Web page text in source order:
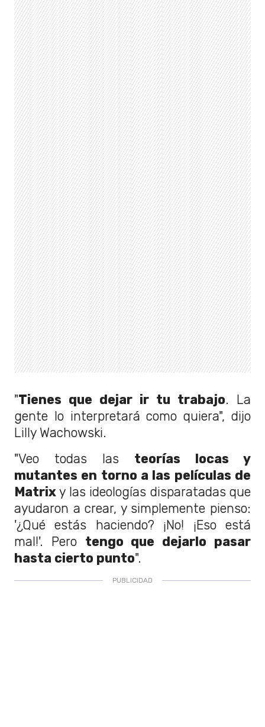
"Tienes que dejar ir tu trabajo. La
gente lo interpretará como quiera", dijo
Lilly Wachowski.
"Veo todas las teorías locas y
mutantes en torno a las películas de
Matrix y las ideologías disparatadas que
ayudaron a crear, y simplemente pienso:
'¿Qué estás haciendo? ¡No! ¡Eso está
mal!'. Pero tengo que dejarlo pasar
hasta cierto punto".